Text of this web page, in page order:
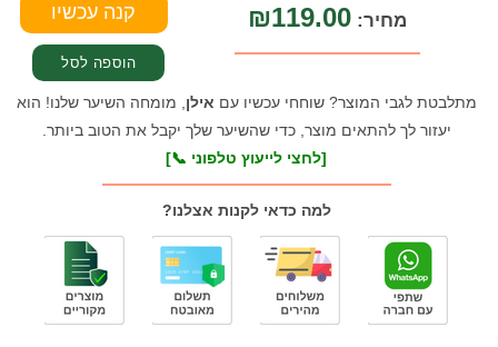
מחיר: ₪119.00
מתלבטת לגבי המוצר? שוחחי עכשיו עם אילן , מומחה השיער שלנו! הוא
יעזור לך להתאים מוצר, כדי שהשיער שלך יקבל את הטוב ביותר.
[לחצי לייעוץ טלפוני 📞]
למה כדאי לקנות אצלנו?